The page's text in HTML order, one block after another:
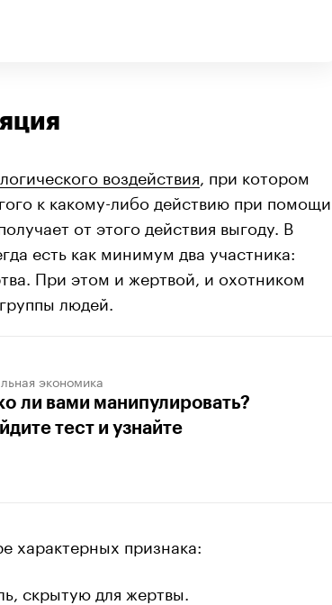
воздействия , при котором
к какому-либо действию при помощи
от этого действия выгоду. В
есть как минимум два участника:
При этом и жертвой, и охотником
людей.
экономика
ли вами манипулировать?
тест и узнайте
характерных признака:
скрытую для жертвы.